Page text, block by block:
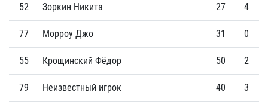
52 Зоркин Никита 27 4
77 Морроу Джо 31 0
55 Крощинский Фёдор 50 2
79 Неизвестный игрок 40 3